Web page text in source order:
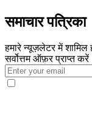
समाचार पत्रिका
हमारे न्यूज़लेटर में
सर्वोत्तम ऑफ़र प्राप्त